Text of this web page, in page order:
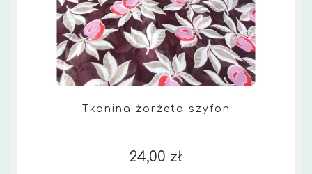
Tkanina żorżeta szyfon
24,00 zł